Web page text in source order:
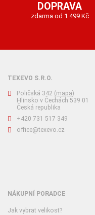
DOPRAVA
zdarma od 1 499 Kč
TEXEVO S.R.O.
Poličská 342 (mapa)
Hlinsko v Čechách 539 01
Česká republika
+420 731 517 349
office@texevo.cz
NÁKUPNÍ PORADCE
Jak vybrat velikost?